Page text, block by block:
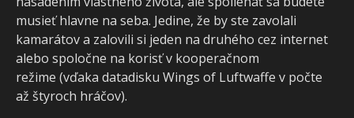
musieť hlavne na seba. Jedine, že by ste zavolali
kamarátov a zalovili si jeden na druhého cez internet
alebo spoločne na korisť v kooperačnom
režime (vďaka datadisku Wings of Luftwaffe v počte
až štyroch hráčov).